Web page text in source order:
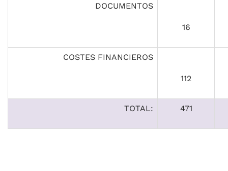
DOCUMENTOS
16
COSTES FINANCIEROS
112
TOTAL: 471